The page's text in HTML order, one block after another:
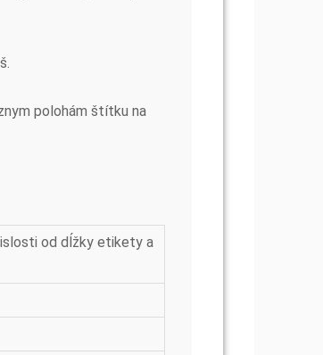
polohám štítku na
od dĺžky etikety a